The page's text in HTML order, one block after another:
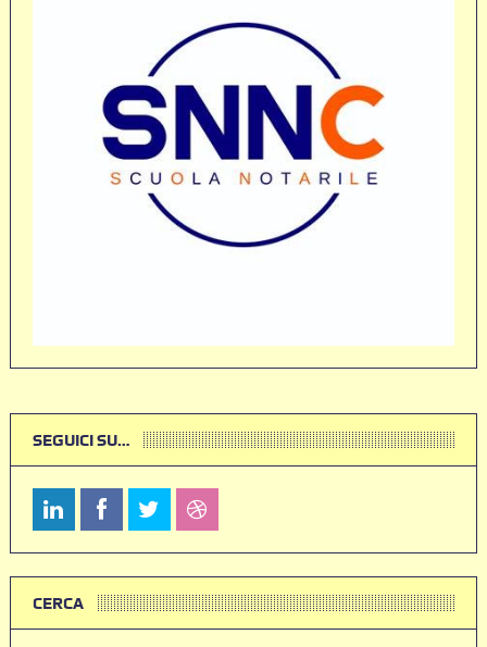
SEGUICI SU…
CERCA